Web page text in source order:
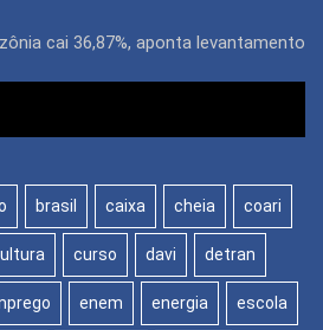
cai 36,87%, aponta levantamento
brasil caixa cheia coari
curso davi detran
enem energia escola